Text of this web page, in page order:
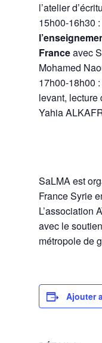
l’atelier
15h00-16h30
Franceavec
Mohamed
17h00-18h00 :
levant, lecture
Yahia
SaLMA est
France Syrie
L’association
avec le
métropole de
Ajouter